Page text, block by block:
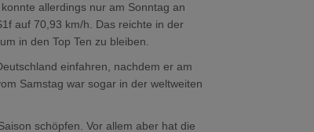
allerdings nur am Sonntag an
auf 70,93 km/h. Das reichte in der
in den Top Ten zu bleiben.
einfahren, nachdem er am
Samstag war sogar in der weltweiten
schöpfen. Vor allem aber hat die